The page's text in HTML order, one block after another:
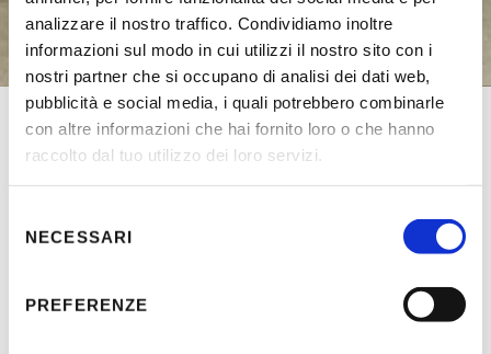
analizzare il nostro traffico. Condividiamo inoltre
informazioni sul modo in cui utilizzi il nostro sito con i
nostri partner che si occupano di analisi dei dati web,
pubblicità e social media, i quali potrebbero combinarle
con altre informazioni che hai fornito loro o che hanno
raccolto dal tuo utilizzo dei loro servizi.
delNECESSARI
PREFERENZE
Funivie Lagorai a Passo Brocon|Scuola Italiana Sci
Lagorai
Lagorai